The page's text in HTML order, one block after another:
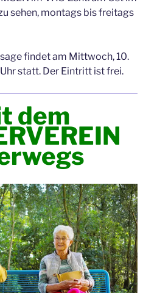
sehen, montags bis freitags
findet am Mittwoch, 10.
statt. Der Eintritt ist frei.
dem